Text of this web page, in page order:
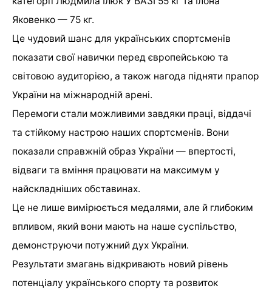
Яковенко — 75 кг.
Це чудовий шанс для українських спортсменів
показати свої навички перед європейською та
світовою аудиторією, а також нагода підняти прапор
України на міжнародній арені.
Перемоги стали можливими завдяки праці, віддачі
та стійкому настрою наших спортсменів. Вони
показали справжній образ України — впертості,
відваги та вміння працювати на максимум у
найскладніших обставинах.
Це не лише вимірюється медалями, але й глибоким
впливом, який вони мають на наше суспільство,
демонструючи потужний дух України.
Результати змагань відкривають новий рівень
потенціалу українського спорту та розвиток